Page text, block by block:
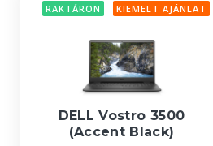
RAKTÁRON KIEMELT AJÁNLAT
DELL Vostro 3500
(Accent Black)